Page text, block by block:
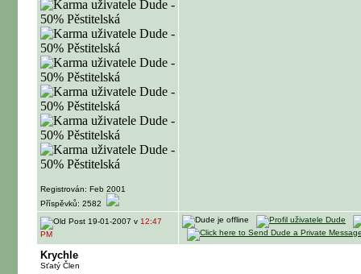
Registrován: Feb 2001
Příspěvků: 2582
19-01-2007 v 12:47
PM
Krychle
Sťatý Člen